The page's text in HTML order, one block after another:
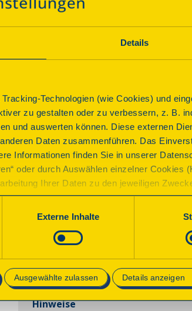
Details
Technologien (wie Cookies) und
zu gestalten oder zu verbessern, z. B.
und auswerten können. Diese externen
Daten zusammenführen. Das
Informationen finden Sie in unserer
oder durch Auswählen einzelner Cookies
Ihrer Daten zu den jeweiligen
und kann jederzeit aktualisiert oder
nur essenzielle Cookies auf der
Externe Inhalte
Ausgewählte zulassen Details anzeigen
Programm
Schlössle Straßdorf
Zeiten
Sonntag, 13.09.2026 11:00 Uhr|
Sonntag, 13.09.2026 13:00 Uhr|
Sonntag, 13.09.2026 15:30 Uhr|
Schlössle Straßdorf  1561/62 von
Fundament eines festen Hauses
Ausstattung und Baubefunden
z.T. mit bauzeitlichem
Quadermauerwerk besonders
besonderer Bedeutung.
Hinweise